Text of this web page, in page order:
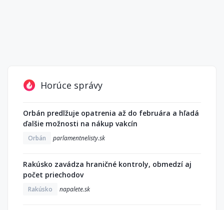
Horúce správy
Orbán predlžuje opatrenia až do februára a hľadá
ďalšie možnosti na nákup vakcín
Orbán parlamentnelisty.sk
Rakúsko zavádza hraničné kontroly, obmedzí aj
počet priechodov
Rakúsko napalete.sk